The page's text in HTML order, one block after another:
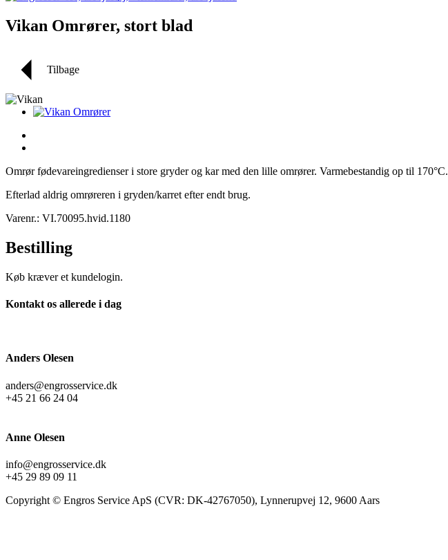
Vikan Omrører, stort blad
Tilbage
Omrør fødevareingredienser i store gryder og kar med den lille omrører. Varmebestandig op til 170°C.
Efterlad aldrig omrøreren i gryden/karret efter endt brug.
Varenr.: VI.70095.hvid.1180
Bestilling
Køb kræver et kundelogin.
Kontakt os allerede i dag
Anders Olesen
anders@engrosservice.dk
+45 21 66 24 04
Anne Olesen
info@engrosservice.dk
+45 29 89 09 11
Copyright © Engros Service ApS (CVR: DK-42767050), Lynnerupvej 12, 9600 Aars